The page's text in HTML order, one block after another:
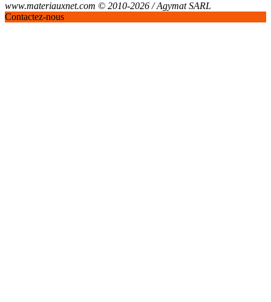
www.materiauxnet.com © 2010-2026 / Agymat SARL
Contactez-nous